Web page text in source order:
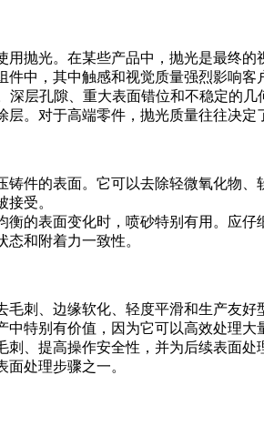
抛光。在某些产品中，抛光是最终
中，其中触感和视觉质量强烈影响客
层孔隙、重大表面错位和不稳定的
。对于高端零件，抛光质量往往决定
件的表面。它可以去除轻微氧化物
受。
的表面变化时，喷砂特别有用。应
和附着力一致性。
刺、边缘软化、轻度平滑和生产友
特别有价值，因为它可以高效处理大
、提高操作安全性，并为后续表面
处理步骤之一。